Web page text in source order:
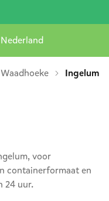
Waadhoeke Ingelum
voor
containerformaat en
24 uur.